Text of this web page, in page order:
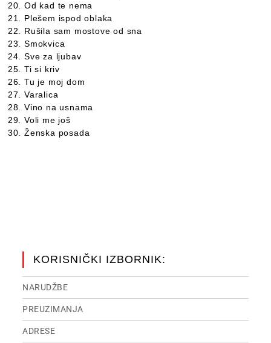
Od kad te nema
Plešem ispod oblaka
Rušila sam mostove od sna
Smokvica
Sve za ljubav
Ti si kriv
Tu je moj dom
Varalica
Vino na usnama
Voli me još
Ženska posada
KORISNIČKI IZBORNIK:
NARUDŽBE
PREUZIMANJA
ADRESE